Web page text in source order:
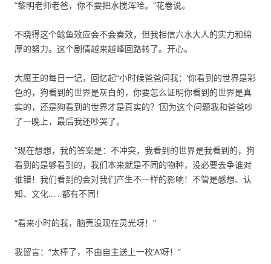
“黎明老师老爸，你不要把水搅浑哈。”花卷说。
不晓得这个鲶鱼效应会不会奏效，但我相信六水大人的实力和绵
厚的努力。这个剧情越来越峰回路转了。开心。
大魔王的每日一记，回忆起“小时候爸爸问我：‘你看到的世界是彩
色的，狗看到的世界是灰白的，你要怎么证明你看到的世界是真
实的，还是狗看到的世界才是真实的？’因为这个问题我和爸爸吵
了一晚上，最后我还吵哭了。
“现在想想，我的答案是：不冲突，我看到的世界是我看到的，狗
看到的是够看到的，我们本来就是不同的物种，没必要去争谁对
谁错！我们看到的会对我们产生不一样的影响！不管是感想、认
知、文化……都有不同！
“看来小时的我，脑壳没现在灵光呀！”
我留言：“太棒了，不由自主送上一枚‘A’呀！”